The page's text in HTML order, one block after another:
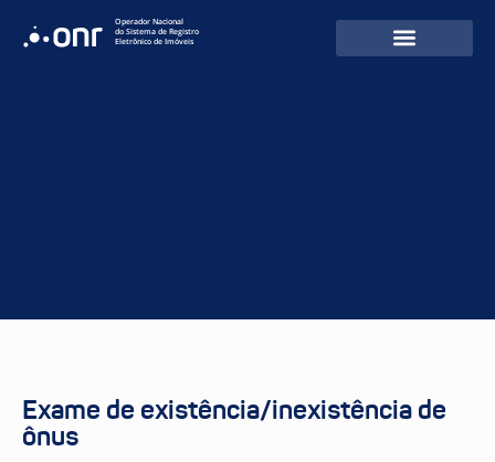
Operador Nacional
do Sistema de Registro
Eletrônico de Imóveis
Exame de existência/inexistência de
ônus